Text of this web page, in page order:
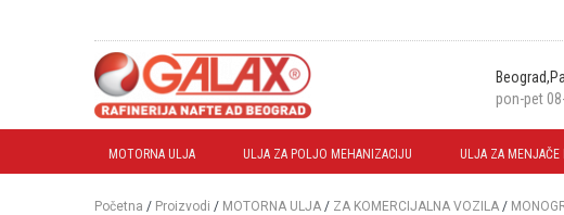
pon-pet
MOTORNA ULJA ULJA ZA POLJO MEHANIZACIJU ULJA ZA MENJAČE
Početna / Proizvodi / MOTORNA ULJA / ZA KOMERCIJALNA VOZILA /